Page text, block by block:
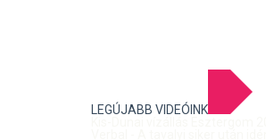
LEGÚJABB VIDEÓINK